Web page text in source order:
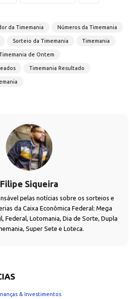
da Timemania Números da Timemania
Sorteio da Timemania Timemania
de Ontem
Timemania Resultado
Filipe Siqueira
pelas notícias sobre os sorteios e
da Caixa Econômica Federal: Mega
Federal, Lotomania, Dia de Sorte, Dupla
Super Sete e Loteca.
& Investimentos